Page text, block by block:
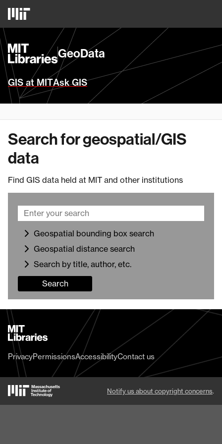
main
content
MIT
Logo
MIT
Libraries
Homepage
GeoData
GIS at MITAsk GIS
Search for geospatial/GIS
data
Find GIS data held at MIT and other institutions
Geospatial bounding box search
Geospatial distance search
Search by title, author, etc.
Search
MIT
Libraries
home
PrivacyPermissionsAccessibilityContact us
Notify us about copyright concerns.